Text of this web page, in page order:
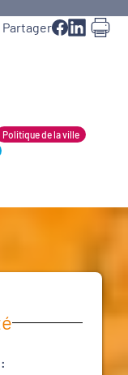
Partager
Politique de la ville